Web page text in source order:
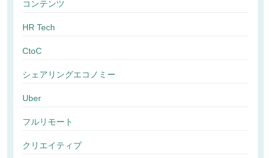
コンテンツ
HR Tech
CtoC
シェアリングエコノミー
Uber
フルリモート
クリエイティブ